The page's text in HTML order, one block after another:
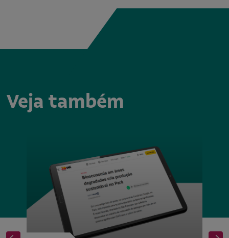
Veja também